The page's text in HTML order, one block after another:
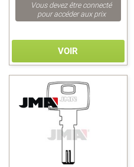
Vous devez être connecté
pour accéder aux prix
VOIR